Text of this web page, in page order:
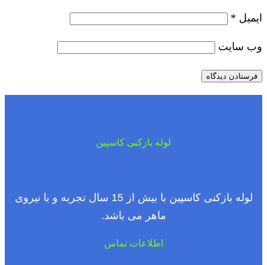
ایمیل *
وب‌ سایت
لوله بازکنی کاسپین
لوله بازکنی کاسپین با بیش از 15 سال تجربه و با نیروی
ماهر می باشد.
اطلاعات تماس